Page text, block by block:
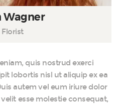
Wagner
Florist
quis nostrud exerci
lobortis nisl ut aliquip ex ea
autem vel eum iriure dolor
esse molestie consequat,